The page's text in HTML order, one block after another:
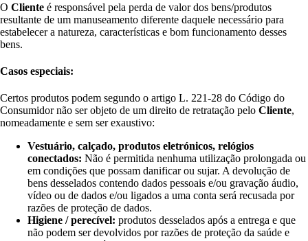
O Cliente é responsável pela perda de valor dos bens/produtos
resultante de um manuseamento diferente daquele necessário para
estabelecer a natureza, características e bom funcionamento desses
bens.
Casos especiais:
Certos produtos podem segundo o artigo L. 221-28 do Código do
Consumidor não ser objeto de um direito de retratação pelo Cliente,
nomeadamente e sem ser exaustivo:
Vestuário, calçado, produtos eletrónicos, relógios
conectados: Não é permitida nenhuma utilização prolongada ou
em condições que possam danificar ou sujar. A devolução de
bens desselados contendo dados pessoais e/ou gravação áudio,
vídeo ou de dados e/ou ligados a uma conta será recusada por
razões de proteção de dados.
Higiene / perecível: produtos desselados após a entrega e que
não podem ser devolvidos por razões de proteção da saúde e